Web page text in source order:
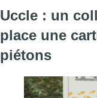
Uccle : un
place une
piétons